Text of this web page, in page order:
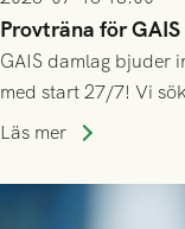
Provträna för
GAIS damlag bjuder
med start 27/7! Vi
division 3-nivå.
Läs mer